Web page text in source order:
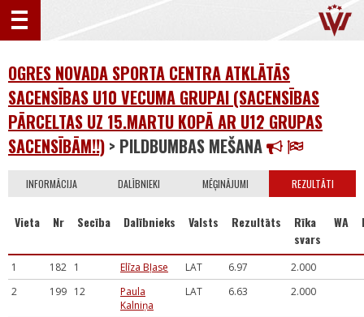
OGRES NOVADA SPORTA CENTRA ATKLĀTĀS
SACENSĪBAS U10 VECUMA GRUPAI (SACENSĪBAS
PĀRCELTAS UZ 15.MARTU KOPĀ AR U12 GRUPAS
SACENSĪBĀM!!) > PILDBUMBAS MEŠANA
INFORMĀCIJA DALĪBNIEKI MĒĢINĀJUMI REZULTĀTI
Vieta Nr Secība Dalībnieks Valsts Rezultāts
Rīka
svars
WA
1 182 1 Elīza Bļase LAT 6.97
2.000
2
199 12
Paula
Kalniņa
LAT 6.63 2.000